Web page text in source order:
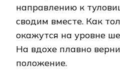
направлению к
сводим вместе. Как
окажутся на уровне
На вдохе плавно
положение.